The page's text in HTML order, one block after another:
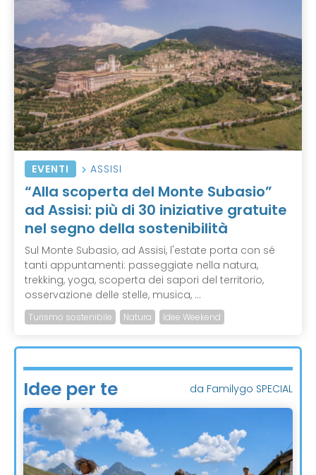
EVENTI ASSISI
“Alla scoperta del Monte Subasio”
ad Assisi: più di 30 iniziative gratuite
nel segno della sostenibilità
Sul Monte Subasio, ad Assisi, l'estate porta con sé
tanti appuntamenti: passeggiate nella natura,
trekking, yoga, scoperta dei sapori del territorio,
osservazione delle stelle, musica, ...
Turismo sostenibile Natura Idee Weekend
Idee per te da Familygo SPECIAL